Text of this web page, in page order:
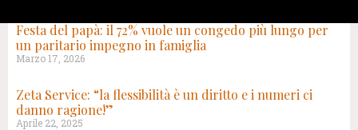
Festa del papà: il 72% vuole un congedo più lungo per
un paritario impegno in famiglia
Marzo 17, 2026
Zeta Service: “la flessibilità è un diritto e i numeri ci
danno ragione!”
Aprile 22, 2025